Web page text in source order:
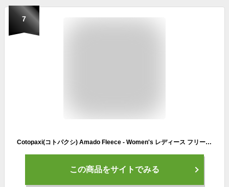
7
Cotopaxi(コトパクシ) Amado Fleece - Women's レディース フリース ミドルレイヤー 2022fw 新作 【トレイルランニング トレラン ジョギング アウトドア キャンプ ウェア アウター スキー スノーボード バックカントリー 雪山 登山】 SALE セール
この商品をサイトでみる